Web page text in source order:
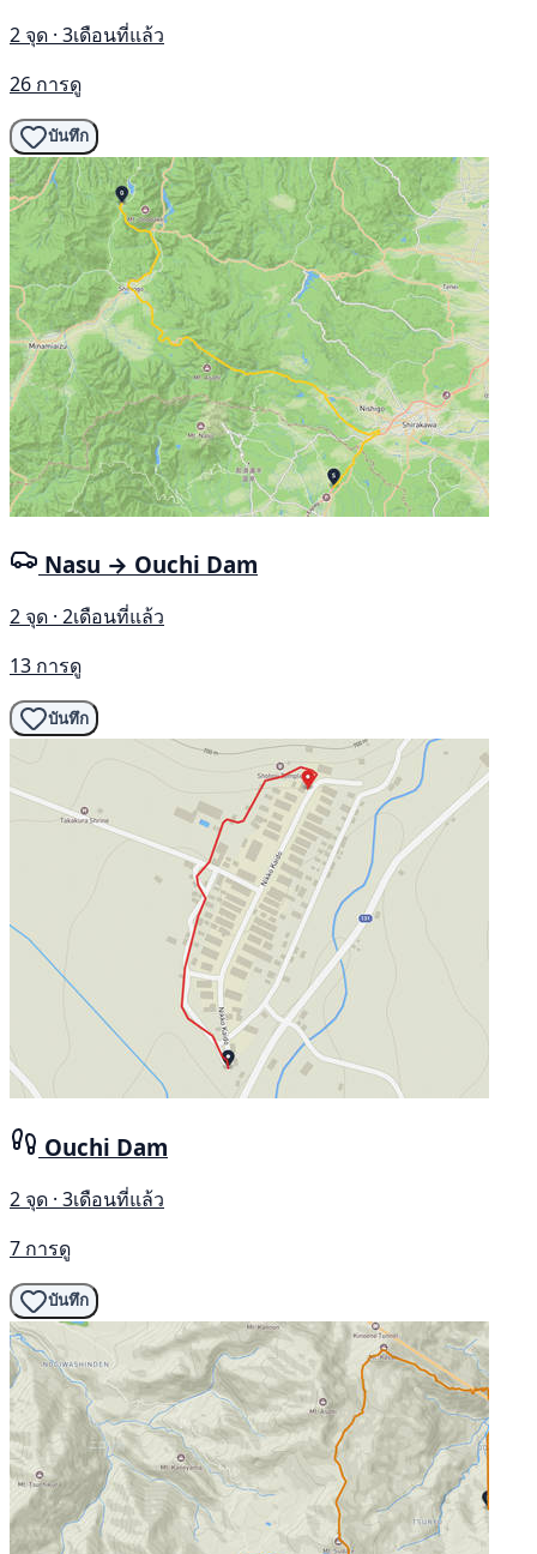
2 จุด · 3เดือนที่แล้ว
26 การดู
บันทึก
Nasu → Ouchi Dam
2 จุด · 2เดือนที่แล้ว
13 การดู
บันทึก
Ouchi Dam
2 จุด · 3เดือนที่แล้ว
7 การดู
บันทึก